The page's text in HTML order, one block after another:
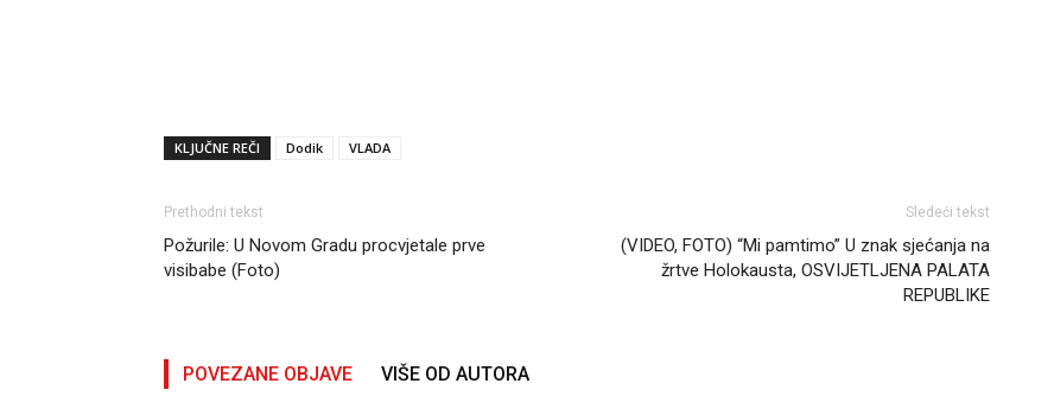
KLJUČNE REČI Dodik VLADA
Prethodni tekst
Požurile: U Novom Gradu procvjetale prve
visibabe (Foto)
Sledeći tekst
(VIDEO, FOTO) “Mi pamtimo” U znak sjećanja na
žrtve Holokausta, OSVIJETLJENA PALATA
REPUBLIKE
POVEZANE OBJAVE VIŠE OD AUTORA